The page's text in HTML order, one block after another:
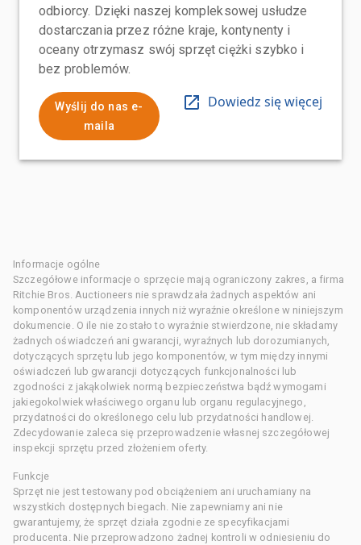
odbiorcy. Dzięki naszej kompleksowej usłudze
dostarczania przez różne kraje, kontynenty i
oceany otrzymasz swój sprzęt ciężki szybko i
bez problemów.
Wyślij do nas e-
maila
Dowiedz się więcej
Informacje ogólne
Szczegółowe informacje o sprzęcie mają ograniczony zakres, a firma
Ritchie Bros. Auctioneers nie sprawdzała żadnych aspektów ani
komponentów urządzenia innych niż wyraźnie określone w niniejszym
dokumencie. O ile nie zostało to wyraźnie stwierdzone, nie składamy
żadnych oświadczeń ani gwarancji, wyraźnych lub dorozumianych,
dotyczących sprzętu lub jego komponentów, w tym między innymi
oświadczeń lub gwarancji dotyczących funkcjonalności lub
zgodności z jakąkolwiek normą bezpieczeństwa bądź wymogami
jakiegokolwiek właściwego organu lub organu regulacyjnego,
przydatności do określonego celu lub przydatności handlowej.
Zdecydowanie zaleca się przeprowadzenie własnej szczegółowej
inspekcji sprzętu przed złożeniem oferty.
Funkcje
Sprzęt nie jest testowany pod obciążeniem ani uruchamiany na
wszystkich dostępnych biegach. Nie zapewniamy ani nie
gwarantujemy, że sprzęt działa zgodnie ze specyfikacjami
producenta. Nie przeprowadzono żadnej kontroli w odniesieniu do